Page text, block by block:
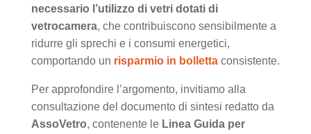
necessario l’utilizzo di vetri dotati di
vetrocamera, che contribuiscono sensibilmente a
ridurre gli sprechi e i consumi energetici,
comportando un risparmio in bollettaconsistente.
Per approfondire l’argomento, invitiamo alla
consultazione del documento di sintesi redatto da
AssoVetro, contenente le Linea Guida per